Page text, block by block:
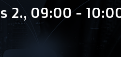
2., 09:00 -